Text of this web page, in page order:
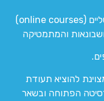
המרכז המוביל והמקצועי לקורסים דיגיטליים (online courses)
והמתמטיקה
להוציא תעודת
הפתוחה ובשאר